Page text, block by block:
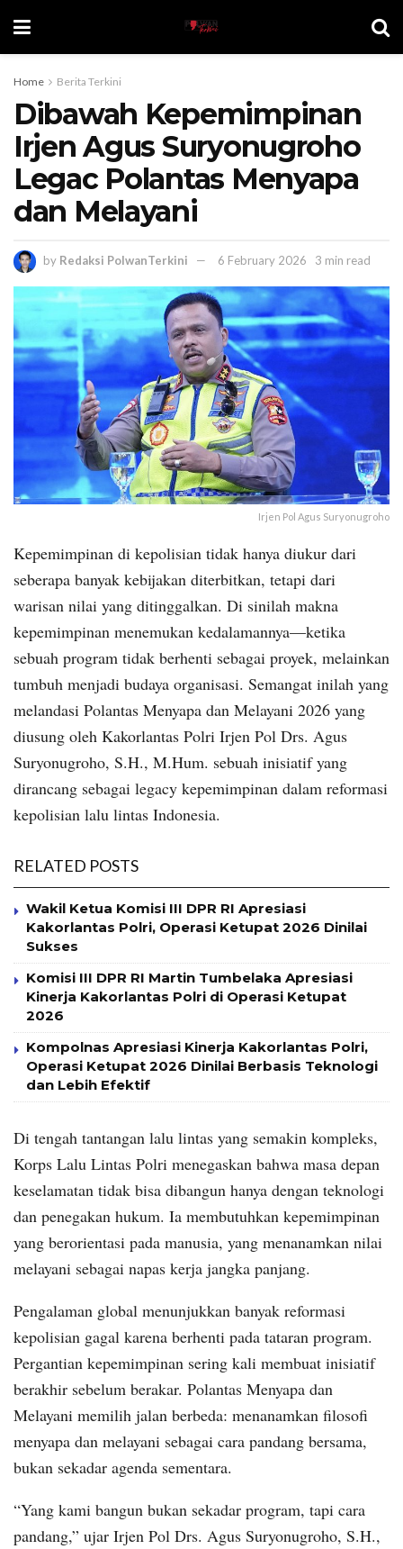
Home Berita Terkini
Dibawah Kepemimpinan
Irjen Agus Suryonugroho
Legac Polantas Menyapa
dan Melayani
by Redaksi PolwanTerkini 6 February 2026 3 min read
Irjen Pol Agus Suryonugroho
Kepemimpinan di kepolisian tidak hanya diukur dari
seberapa banyak kebijakan diterbitkan, tetapi dari
warisan nilai yang ditinggalkan. Di sinilah makna
kepemimpinan menemukan kedalamannya—ketika
sebuah program tidak berhenti sebagai proyek, melainkan
tumbuh menjadi budaya organisasi. Semangat inilah yang
melandasi Polantas Menyapa dan Melayani 2026 yang
diusung oleh Kakorlantas Polri Irjen Pol Drs. Agus
Suryonugroho, S.H., M.Hum. sebuah inisiatif yang
dirancang sebagai legacy kepemimpinan dalam reformasi
kepolisian lalu lintas Indonesia.
RELATED POSTS
Wakil Ketua Komisi III DPR RI Apresiasi
Kakorlantas Polri, Operasi Ketupat 2026 Dinilai
Sukses
Komisi III DPR RI Martin Tumbelaka Apresiasi
Kinerja Kakorlantas Polri di Operasi Ketupat
2026
Kompolnas Apresiasi Kinerja Kakorlantas Polri,
Operasi Ketupat 2026 Dinilai Berbasis Teknologi
dan Lebih Efektif
Di tengah tantangan lalu lintas yang semakin kompleks,
Korps Lalu Lintas Polri menegaskan bahwa masa depan
keselamatan tidak bisa dibangun hanya dengan teknologi
dan penegakan hukum. Ia membutuhkan kepemimpinan
yang berorientasi pada manusia, yang menanamkan nilai
melayani sebagai napas kerja jangka panjang.
Pengalaman global menunjukkan banyak reformasi
kepolisian gagal karena berhenti pada tataran program.
Pergantian kepemimpinan sering kali membuat inisiatif
berakhir sebelum berakar. Polantas Menyapa dan
Melayani memilih jalan berbeda: menanamkan filosofi
menyapa dan melayani sebagai cara pandang bersama,
bukan sekadar agenda sementara.
“Yang kami bangun bukan sekadar program, tapi cara
pandang,” ujar Irjen Pol Drs. Agus Suryonugroho, S.H.,